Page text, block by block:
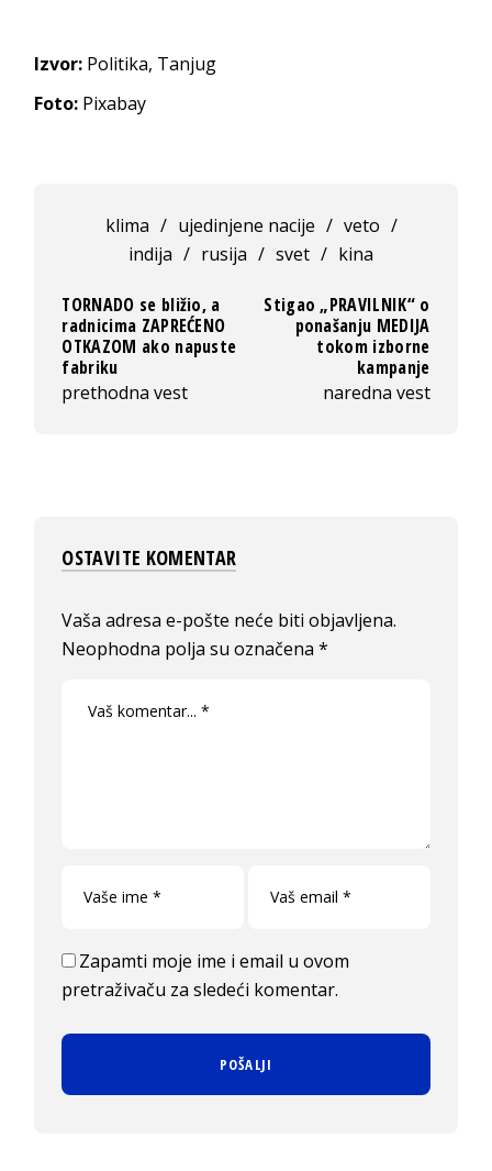
Izvor: Politika, Tanjug
Foto: Pixabay
klima / ujedinjene nacije / veto /
indija / rusija / svet / kina
TORNADO se bližio, a
radnicima ZAPREĆENO
OTKAZOM ako napuste
fabriku
prethodna vest
Stigao „PRAVILNIK“ o
ponašanju MEDIJA
tokom izborne
kampanje
naredna vest
OSTAVITE KOMENTAR
Vaša adresa e-pošte neće biti objavljena.
Neophodna polja su označena*
Zapamti moje ime i email u ovom
pretraživaču za sledeći komentar.